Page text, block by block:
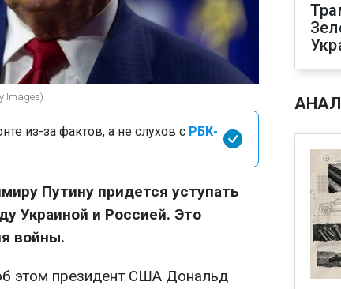
Images)
из-за фактов, а не слухов с РБК-
Путину придется уступать
Украиной и Россией. Это
войны.
этом президент США Дональд